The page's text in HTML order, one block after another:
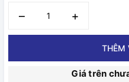
– +
THÊM
Giá trên